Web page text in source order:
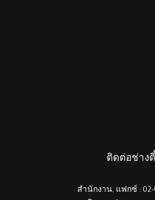
ติดต่อช่างตี๋
สำนักงาน, แฟกซ์ : 02-